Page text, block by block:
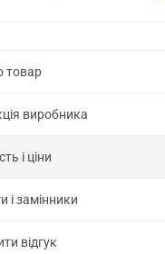
товар
виробника
і ціни
і замінники
відгук